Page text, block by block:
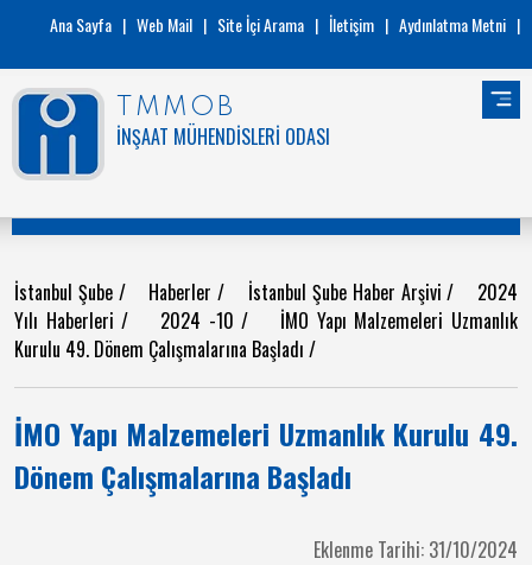
Ana Sayfa | Web Mail | Site İçi Arama | İletişim | Aydınlatma Metni |
TMMOB
İNŞAAT MÜHENDİSLERİ ODASI
İstanbul Şube / Haberler/ İstanbul Şube Haber Arşivi/ 2024
Yılı Haberleri/ 2024 -10/ İMO Yapı Malzemeleri Uzmanlık
Kurulu 49. Dönem Çalışmalarına Başladı /
İMO Yapı Malzemeleri Uzmanlık Kurulu 49.
Dönem Çalışmalarına Başladı
Eklenme Tarihi: 31/10/2024